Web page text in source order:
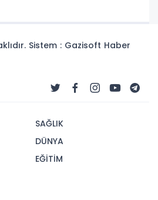
Sistem : Gazisoft Haber
SAĞLIK
DÜNYA
EĞİTİM